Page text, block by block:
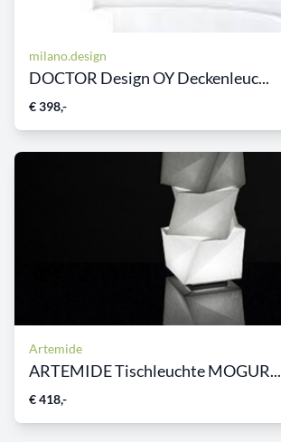
milano.design
DOCTOR Design OY Deckenleuc...
€ 398,-
Artemide
ARTEMIDE Tischleuchte MOGUR...
€ 418,-